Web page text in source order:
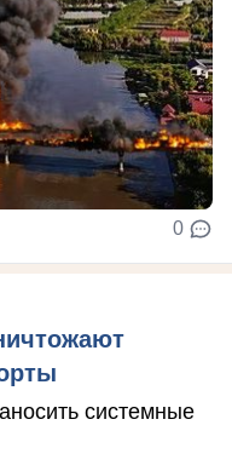
0
системные